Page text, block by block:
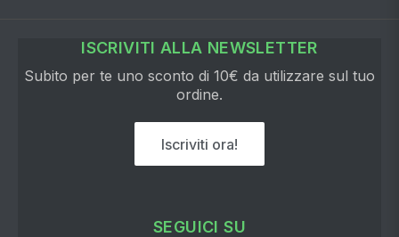
ISCRIVITI ALLA NEWSLETTER
Subito per te uno sconto di 10€ da utilizzare sul tuo
ordine.
Iscriviti ora!
SEGUICI SU